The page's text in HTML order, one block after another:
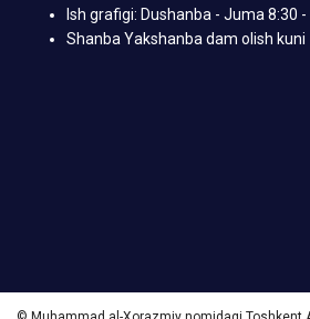
Ish grafigi: Dushanba - Juma 8:30 -
Shanba Yakshanba dam olish kuni